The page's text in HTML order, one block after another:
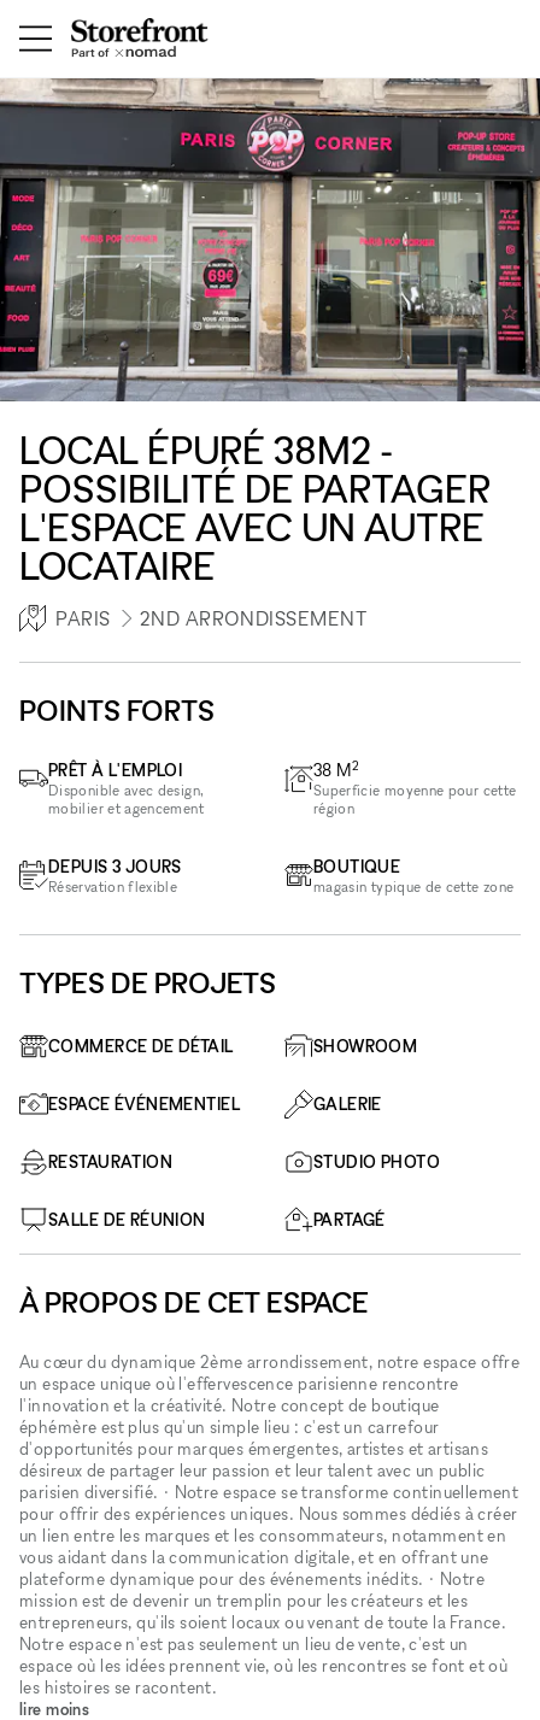
LOCAL ÉPURÉ 38M2 -
POSSIBILITÉ DE PARTAGER
L'ESPACE AVEC UN AUTRE
LOCATAIRE
PARIS 2ND ARRONDISSEMENT
POINTS FORTS
PRÊT À L'EMPLOI
Disponible avec design,
mobilier et agencement
DEPUIS 3 JOURS
Réservation flexible
38 M2
Superficie moyenne pour cette
région
BOUTIQUE
magasin typique de cette zone
TYPES DE PROJETS
COMMERCE DE DÉTAIL SHOWROOM
ESPACE ÉVÉNEMENTIEL GALERIE
RESTAURATION STUDIO PHOTO
SALLE DE RÉUNION PARTAGÉ
À PROPOS DE CET ESPACE
Au cœur du dynamique 2ème arrondissement, notre espace offre
un espace unique où l'effervescence parisienne rencontre
l'innovation et la créativité. Notre concept de boutique
éphémère est plus qu'un simple lieu : c'est un carrefour
d'opportunités pour marques émergentes, artistes et artisans
désireux de partager leur passion et leur talent avec un public
parisien diversifié. • Notre espace se transforme continuellement
pour offrir des expériences uniques. Nous sommes dédiés à créer
un lien entre les marques et les consommateurs, notamment en
vous aidant dans la communication digitale, et en offrant une
plateforme dynamique pour des événements inédits. • Notre
mission est de devenir un tremplin pour les créateurs et les
entrepreneurs, qu'ils soient locaux ou venant de toute la France.
Notre espace n'est pas seulement un lieu de vente, c'est un
espace où les idées prennent vie, où les rencontres se font et où
les histoires se racontent.
lire moins